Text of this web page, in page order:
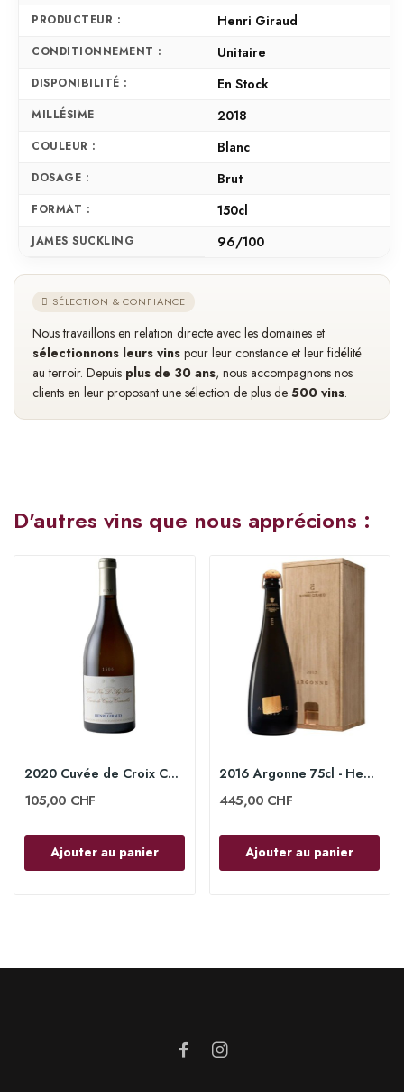
PRODUCTEUR : Henri Giraud
CONDITIONNEMENT : Unitaire
DISPONIBILITÉ : En Stock
MILLÉSIME 2018
COULEUR : Blanc
DOSAGE : Brut
FORMAT : 150cl
JAMES SUCKLING 96/100
SÉLECTION & CONFIANCE
Nous travaillons en relation directe avec les domaines et
sélectionnons leurs vins pour leur constance et leur fidélité
au terroir. Depuis plus de 30 ans, nous accompagnons nos
clients en leur proposant une sélection de plus de 500 vins.
D'autres vins que nous apprécions :
2020 Cuvée de Croix Courcelles 75cl - Henri Giraud
105,00 CHF
Ajouter au panier
2016 Argonne 75cl - Henri Giraud
445,00 CHF
Ajouter au panier